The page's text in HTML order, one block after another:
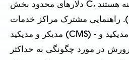
راهنمایی مشترک مراکز خدمات
مدیکر و مدیکید (CMS) - که مدیکید و CHIP را اداره می‌کند
در مورد چگونگی به حداکثر